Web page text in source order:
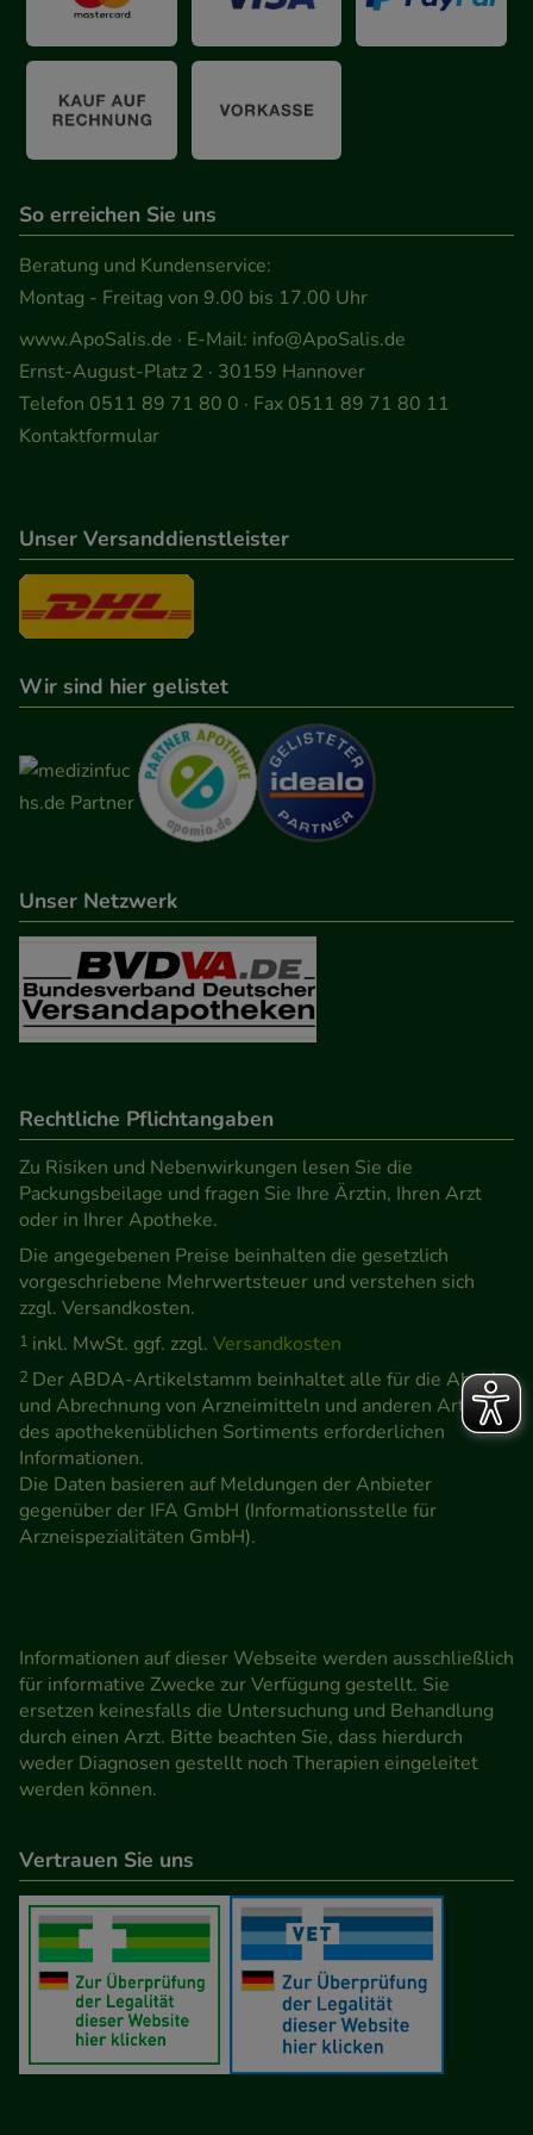
anzupassen. Komfort-Cookies ermöglichen es uns
auch auf Ihre Bedürfnisse zugeschrittene Inhalte
anzuzeigen und unser Partnerprogramm zu
betreiben.
Statistik & Tracking:Hierüber lassen sich
unserer Website sammeln, mit deren Hilfe wir
unsere Website weiter für Sie optimieren können,
den Inhalt auf unserer Website aber auch die
Werbung auf Drittseiten möglichst relevant für Sie
zu gestalten. Bitte beachten Sie, dass Daten hierfür
teilweise an Dritte wie z.B. Google oder soziale
Medien übertragen werden.
So erreichen Sie uns
Beratung und Kundenservice:
Montag - Freitag von 9.00 bis 17.00 Uhr
www.ApoSalis.de · E-Mail: info@ApoSalis.de
Ernst-August-Platz 2 · 30159 Hannover
Telefon 0511 89 71 80 0 · Fax 0511 89 71 80 11
Kontaktformular
Unser Versanddienstleister
Wir sind hier gelistet
Unser Netzwerk
Rechtliche Pflichtangaben
Zu Risiken und Nebenwirkungen lesen Sie die
Packungsbeilage und fragen Sie Ihre Ärztin, Ihren Arzt
oder in Ihrer Apotheke.
Die angegebenen Preise beinhalten die gesetzlich
vorgeschriebene Mehrwertsteuer und verstehen sich
zzgl. Versandkosten.
1 inkl. MwSt. ggf. zzgl. Versandkosten
2 Der ABDA-Artikelstamm beinhaltet alle für die Abgabe
und Abrechnung von Arzneimitteln und anderen Artikeln
des apothekenüblichen Sortiments erforderlichen
Informationen.
Die Daten basieren auf Meldungen der Anbieter
gegenüber der IFA GmbH (Informationsstelle für
Arzneispezialitäten GmbH).
Informationen auf dieser Webseite werden ausschließlich
für informative Zwecke zur Verfügung gestellt. Sie
ersetzen keinesfalls die Untersuchung und Behandlung
durch einen Arzt. Bitte beachten Sie, dass hierdurch
weder Diagnosen gestellt noch Therapien eingeleitet
werden können.
Vertrauen Sie uns